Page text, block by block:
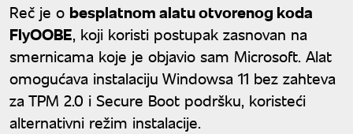
Reč je o besplatnom alatu otvorenog koda
FlyOOBE, koji koristi postupak zasnovan na
smernicama koje je objavio sam Microsoft. Alat
omogućava instalaciju Windowsa 11 bez zahteva
za TPM 2.0 i Secure Boot podršku, koristeći
alternativni režim instalacije.